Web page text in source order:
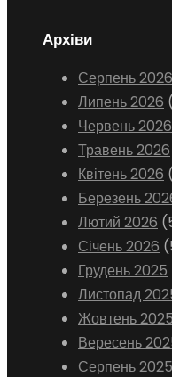
Архіви
Серпень 2026
Липень 2026
Червень 2026
Травень 2026
Квітень 2026
Березень
Лютий 2026
Січень 2026
Грудень 2025
Листопад
Жовтень 2025
Вересень
Серпень 2025